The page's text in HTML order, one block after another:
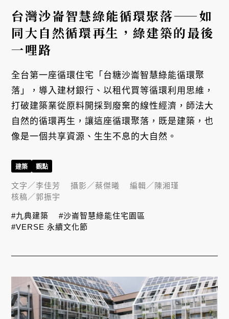
台灣沙崙智慧綠能循環聚落——如
同大自然循環再生，綠建築的最後
一哩路
全台第一座循環住宅「台糖沙崙智慧綠能循環聚
落」，導入建材銀行、以租代買等循環利用思維，
打破建築業從原料開採到廢棄的線性經濟，師法大
自然的循環再生，讓這座循環聚落，既是建築，也
像是一個共享資源、生生不息的大自然。
建築 觀點
文字／李佳芳 攝影／蔡傑曦 編輯／ 陳湘瑾
核稿／郭振宇
#九典建築
#沙崙智慧綠能住宅園區
#VERSE 永續文化節